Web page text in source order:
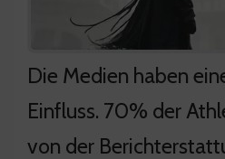
Die Medien haben
Einfluss. 70% der
von der